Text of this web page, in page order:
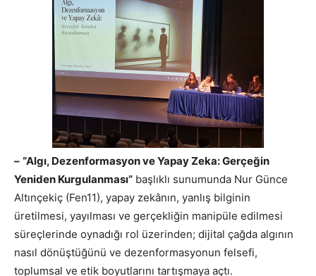
– “Algı, Dezenformasyon ve Yapay Zeka: Gerçeğin
Yeniden Kurgulanması” başlıklı sunumunda Nur Günce
Altınçekiç (Fen11), yapay zekânın, yanlış bilginin
üretilmesi, yayılması ve gerçekliğin manipüle edilmesi
süreçlerinde oynadığı rol üzerinden; dijital çağda algının
nasıl dönüştüğünü ve dezenformasyonun felsefi,
toplumsal ve etik boyutlarını tartışmaya açtı.